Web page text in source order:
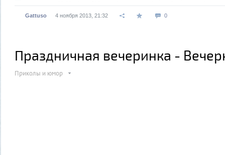
Gattuso 4 ноября 2013, 21:32 0
Праздничная вечеринка -
Приколы и юмор